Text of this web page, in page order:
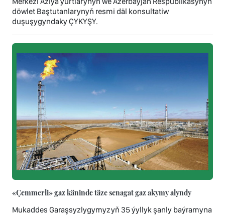
döwlet Baştutanlarynyň resmi däl konsultatiw
duşuşygyndaky ÇYKYŞY.
«Çemmerli» gaz käninde täze senagat gaz akymy alyndy
Mukaddes Garaşsyzlygymyzyň 35 ýyllyk şanly baýramyna